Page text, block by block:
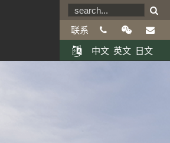
联系
中文 英文 日文